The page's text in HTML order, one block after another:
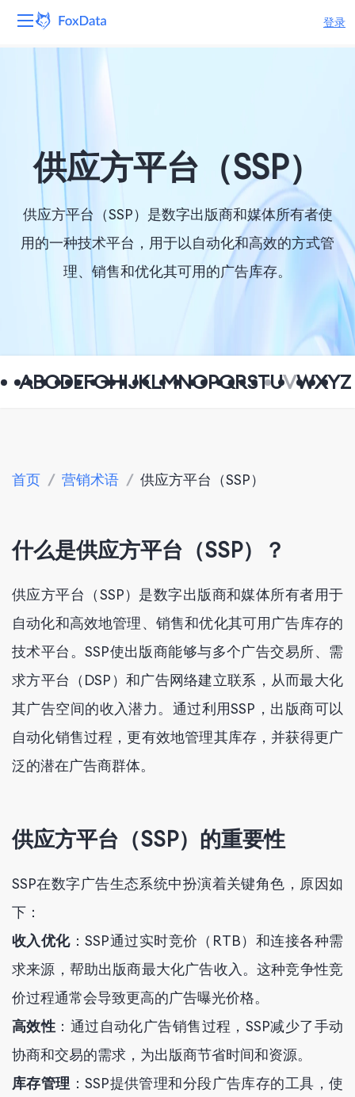
登录
解决方案
供应方平台（SSP）
供应方平台（SSP）是数字出版商和媒体所有者使
用的一种技术平台，用于以自动化和高效的方式管
理、销售和优化其可用的广告库存。
ABCDEFGHIJKLMNOPQRSTUVWXYZ
首页 / 营销术语 / 供应方平台（SSP）
什么是供应方平台（SSP）？
供应方平台（SSP）是数字出版商和媒体所有者用于
自动化和高效地管理、销售和优化其可用广告库存的
技术平台。SSP使出版商能够与多个广告交易所、需
求方平台（DSP）和广告网络建立联系，从而最大化
其广告空间的收入潜力。通过利用SSP，出版商可以
自动化销售过程，更有效地管理其库存，并获得更广
泛的潜在广告商群体。
供应方平台（SSP）的重要性
SSP在数字广告生态系统中扮演着关键角色，原因如
下：
收入优化：SSP通过实时竞价（RTB）和连接各种需
求来源，帮助出版商最大化广告收入。这种竞争性竞
价过程通常会导致更高的广告曝光价格。
高效性 ：通过自动化广告销售过程，SSP减少了手动
协商和交易的需求，为出版商节省时间和资源。
库存管理 ：SSP提供管理和分段广告库存的工具，使